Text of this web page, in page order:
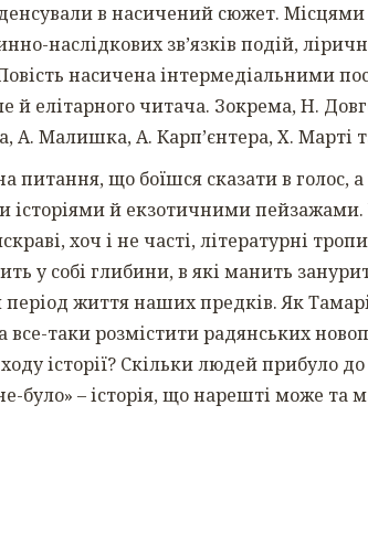
в насичений сюжет.
наслідкових зв’язків подій,
насичена інтермедіальними
й елітарного читача. Зокрема, Н.
А. Малишка, А. Карп’єнтера, Х. Марті
питання, що боїшся сказати в голос,
й екзотичними
хоч і не часті, літературні
у собі глибини, в які манить
життя наших предків. Як
таки розмістити радянських
історії? Скільки людей прибуло
було» – історія, що нарешті може та